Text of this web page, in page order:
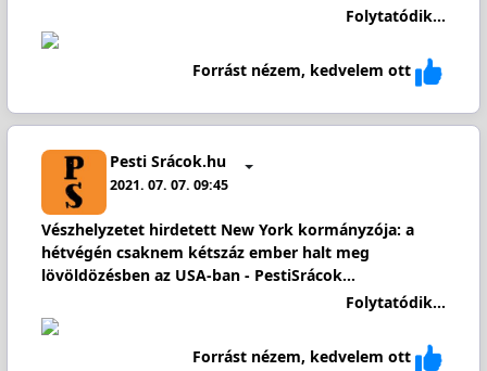
Folytatódik...
Forrást nézem, kedvelem ott
Pesti Srácok.hu
2021. 07. 07. 09:45
Vészhelyzetet hirdetett New York kormányzója: a
hétvégén csaknem kétszáz ember halt meg
lövöldözésben az USA-ban - PestiSrácok…
Folytatódik...
Forrást nézem, kedvelem ott